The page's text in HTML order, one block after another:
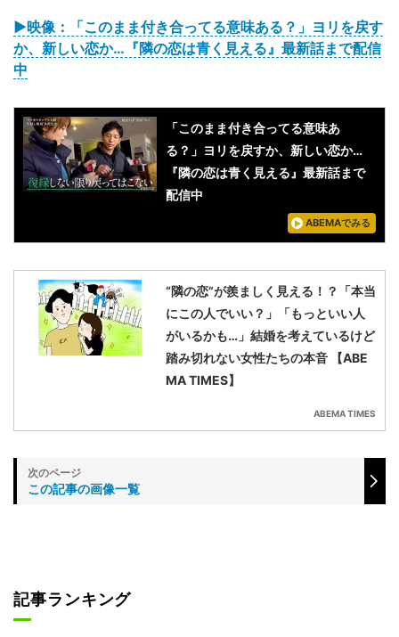
▶映像：「このまま付き合ってる意味ある？」ヨリを戻す
か、新しい恋か…『隣の恋は青く見える』最新話まで配信
中
「このまま付き合ってる意味あ
る？」ヨリを戻すか、新しい恋か…
『隣の恋は青く見える』最新話まで
配信中
ABEMAでみる
“隣の恋”が羨ましく見える！？「本当
にこの人でいい？」「もっといい人
がいるかも…」結婚を考えているけど
踏み切れない女性たちの本音 【ABE
MA TIMES】
ABEMA TIMES
この記事の画像一覧
記事ランキング